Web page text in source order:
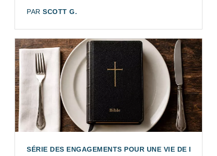
AUTEUR:
PAR SCOTT G.
SÉRIE DES ENGAGEMENTS POUR UNE VIE DE